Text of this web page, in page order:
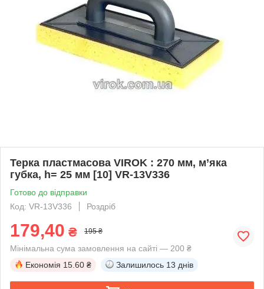
Терка пластмасова VIROK : 270 мм, м’яка
губка, h= 25 мм [10] VR-13V336
Готово до відправки
Код: VR-13V336
Роздріб
179,40 ₴ 195 ₴
Мінімальна сума замовлення на сайті — 200 ₴
Економія 15.60 ₴ Залишилось 13 днів